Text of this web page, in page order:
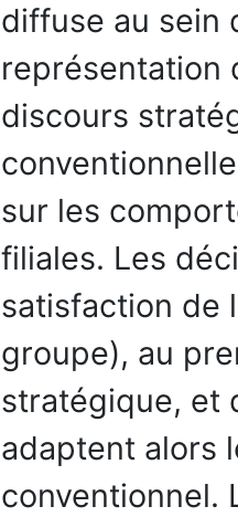
diffuse au sein
représentation
discours
sur les
filiales. Les
satisfaction de
groupe), au
stratégique, et
adaptent alors
conventionnel.